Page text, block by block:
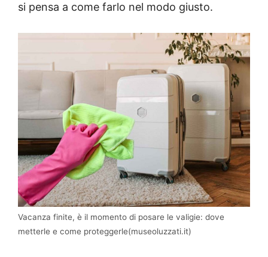
si pensa a come farlo nel modo giusto.
Vacanza finite, è il momento di posare le valigie: dove
metterle e come proteggerle(museoluzzati.it)